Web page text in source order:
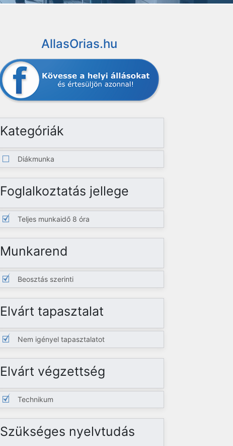
AllasOrias.hu
Kategóriák
Diákmunka
Foglalkoztatás jellege
Teljes munkaidő 8 óra
Munkarend
Beosztás szerinti
Elvárt tapasztalat
Nem igényel tapasztalatot
Elvárt végzettség
Technikum
Szükséges nyelvtudás